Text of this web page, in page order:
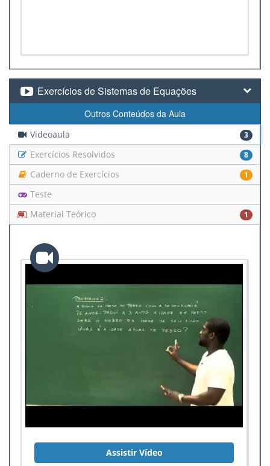
Exercícios de Sistemas de Equações
Outros Conteúdos da Aula
Videoaula 3
Exercícios Resolvidos 8
Caderno de Exercícios 1
Teste
Material Teórico
1
Assistir Vídeo